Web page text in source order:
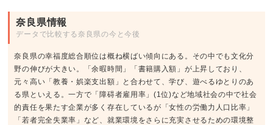
奈良県情報
データで比較する奈良県の今と今後
奈良県の幸福度総合順位は概ね横ばい傾向にある。その中でも文化分
野の伸びが大きい。「余暇時間」「書籍購入額」が上昇しており、
元々高い「教養・娯楽支出額」と合わせて、学び、遊べるゆとりのあ
る県といえる。一方で「障碍者雇用率」(1位)など地域社会の中で社会
的責任を果たす企業が多く存在しているが「女性の労働力人口比率」
「若者完全失業率」など、就業環境をさらに充実させるための環境整